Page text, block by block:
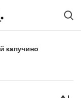
капучино